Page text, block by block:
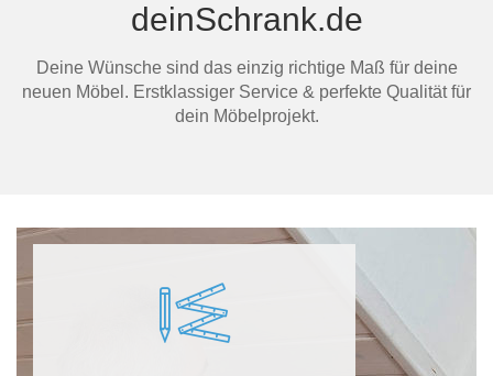
deinSchrank.de
Deine Wünsche sind das einzig richtige Maß für deine
neuen Möbel. Erstklassiger Service & perfekte Qualität für
dein Möbelprojekt.